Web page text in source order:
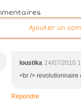
Ajouter un
loustika 24/07/2010
<br /> revolutionnaire
Répondre